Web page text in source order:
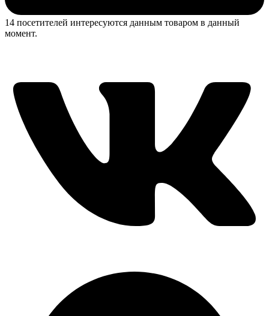
14 посетителей интересуются данным товаром в данный
момент.